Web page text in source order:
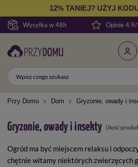
Wysyłka w 48h
12% TANIEJ? UŻYJ
Opinie
Przy Domu Dom Gryzonie, owady i
Gryzonie, owady i insekty (ilość
Ogród ma być miejscem relaksu i
chętnie witamy niektórych zwierzęcych